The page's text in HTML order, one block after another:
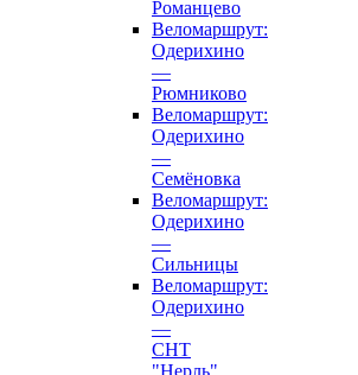
Романцево
Веломаршрут:
Одерихино
—
Рюмниково
Веломаршрут:
Одерихино
—
Семёновка
Веломаршрут:
Одерихино
—
Сильницы
Веломаршрут:
Одерихино
—
СНТ